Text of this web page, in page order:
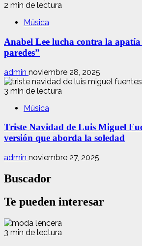
2 min de lectura
Música
Anabel Lee lucha contra la
paredes”
admin noviembre 28, 2025
3 min de lectura
Música
Triste Navidad de Luis Miguel
versión que aborda la soledad
admin noviembre 27, 2025
Buscador
Te pueden interesar
3 min de lectura